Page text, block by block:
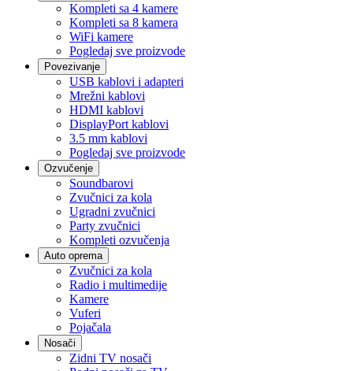
Kompleti sa 4 kamere
Kompleti sa 8 kamera
WiFi kamere
Pogledaj sve proizvode
Povezivanje
USB kablovi i adapteri
Mrežni kablovi
HDMI kablovi
DisplayPort kablovi
3.5 mm kablovi
Pogledaj sve proizvode
Ozvučenje
Soundbarovi
Zvučnici za kola
Ugradni zvučnici
Party zvučnici
Kompleti ozvučenja
Auto oprema
Zvučnici za kola
Radio i multimedije
Kamere
Vuferi
Pojačala
Nosači
Zidni TV nosači